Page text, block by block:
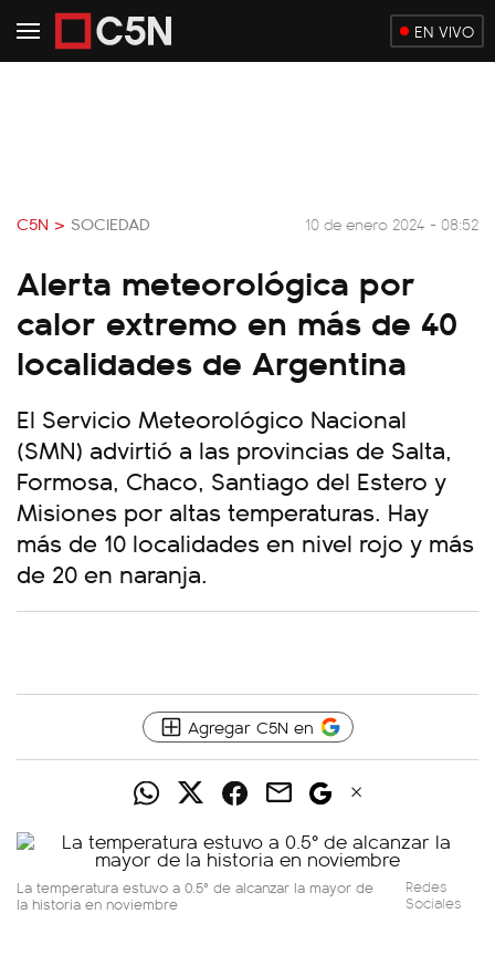
EN VIVO
C5N > SOCIEDAD 10 de enero 2024 - 08:52
Alerta meteorológica por
calor extremo en más de 40
localidades de Argentina
El Servicio Meteorológico Nacional
(SMN) advirtió a las provincias de Salta,
Formosa, Chaco, Santiago del Estero y
Misiones por altas temperaturas. Hay
más de 10 localidades en nivel rojo y más
de 20 en naranja.
Agregar C5N en
La temperatura estuvo a 0.5° de alcanzar la mayor de
la historia en noviembre
Redes
Sociales